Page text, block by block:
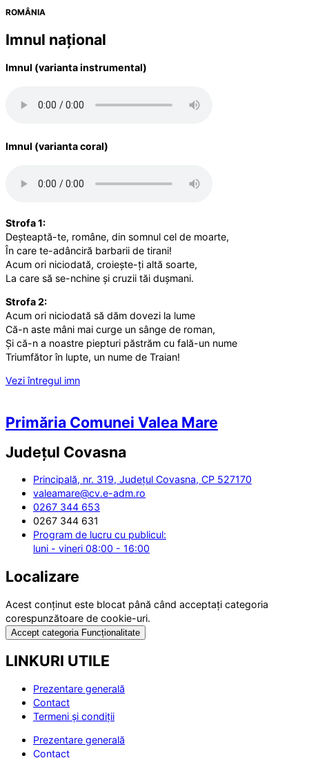
ROMÂNIA
Imnul național
Imnul (varianta instrumental)
Imnul (varianta coral)
Strofa 1:
Deșteaptă-te, române, din somnul cel de moarte,
În care te-adânciră barbarii de tirani!
Acum ori niciodată, croiește-ți altă soarte,
La care să se-nchine și cruzii tăi dușmani.
Strofa 2:
Acum ori niciodată să dăm dovezi la lume
Că-n aste mâni mai curge un sânge de roman,
Și că-n a noastre piepturi păstrăm cu fală-un nume
Triumfător în lupte, un nume de Traian!
Vezi întregul imn
Primăria Comunei Valea Mare
Județul Covasna
Principală, nr. 319, Județul Covasna, CP 527170
valeamare@cv.e-adm.ro
0267 344 653
0267 344 631
Program de lucru cu publicul:
luni - vineri 08:00 - 16:00
Localizare
Acest conținut este blocat până când acceptați categoria
corespunzătoare de cookie-uri.
Accept categoria Funcționalitate
LINKURI UTILE
Prezentare generală
Contact
Termeni și condiții
Prezentare generală
Contact